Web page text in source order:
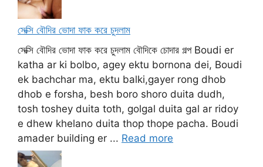
সেক্সি বৌদির ভোদা ফাক করে চুদলাম
সেক্সি বৌদির ভোদা ফাক করে চুদলাম বৌদিকে চোদার গল্প Boudi er
katha ar ki bolbo, agey ektu bornona dei, Boudi
ek bachchar ma, ektu balki,gayer rong dhob
dhob e forsha, besh boro shoro duita dudh,
tosh toshey duita toth, golgal duita gal ar ridoy
e dhew khelano duita thop thope pacha. Boudi
amader building er ... Read more